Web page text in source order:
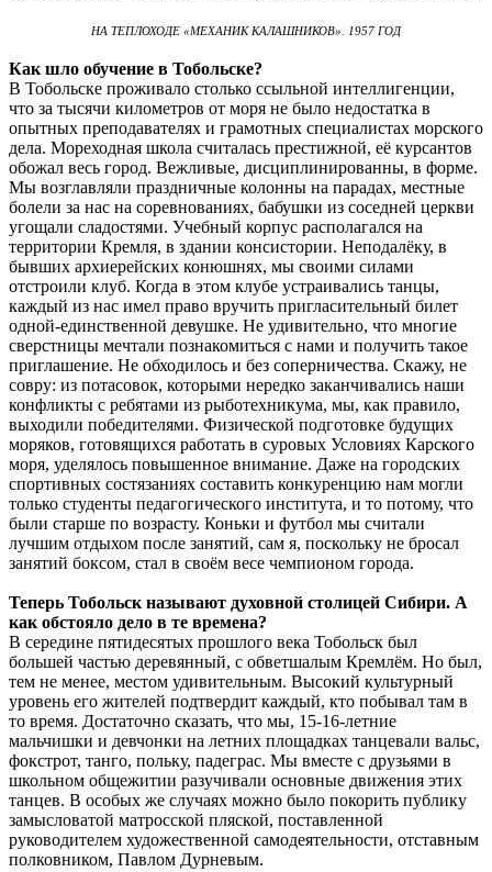
НА ТЕПЛОХОДЕ «МЕХАНИК КАЛАШНИКОВ». 1957 ГОД
Как шло обучение в Тобольске?
В Тобольске проживало столько ссыльной интеллигенции,
что за тысячи километров от моря не было недостатка в
опытных преподавателях и грамотных специалистах морского
дела. Мореходная школа считалась престижной, её курсантов
обожал весь город. Вежливые, дисциплинированны, в форме.
Мы возглавляли праздничные колонны на парадах, местные
болели за нас на соревнованиях, бабушки из соседней церкви
угощали сладостями. Учебный корпус располагался на
территории Кремля, в здании консистории. Неподалёку, в
бывших архиерейских конюшнях, мы своими силами
отстроили клуб. Когда в этом клубе устраивались танцы,
каждый из нас имел право вручить пригласительный билет
одной-единственной девушке. Не удивительно, что многие
сверстницы мечтали познакомиться с нами и получить такое
приглашение. Не обходилось и без соперничества. Скажу, не
совру: из потасовок, которыми нередко заканчивались наши
конфликты с ребятами из рыботехникума, мы, как правило,
выходили победителями. Физической подготовке будущих
моряков, готовящихся работать в суровых Условиях Карского
моря, уделялось повышенное внимание. Даже на городских
спортивных состязаниях составить конкуренцию нам могли
только студенты педагогического института, и то потому, что
были старше по возрасту. Коньки и футбол мы считали
лучшим отдыхом после занятий, сам я, поскольку не бросал
занятий боксом, стал в своём весе чемпионом города.
Теперь Тобольск называют духовной столицей Сибири. А
как обстояло дело в те времена?
В середине пятидесятых прошлого века Тобольск был
большей частью деревянный, с обветшалым Кремлём. Но был,
тем не менее, местом удивительным. Высокий культурный
уровень его жителей подтвердит каждый, кто побывал там в
то время. Достаточно сказать, что мы, 15-16-летние
мальчишки и девчонки на летних площадках танцевали вальс,
фокстрот, танго, польку, падеграс. Мы вместе с друзьями в
школьном общежитии разучивали основные движения этих
танцев. В особых же случаях можно было покорить публику
замысловатой матросской пляской, поставленной
руководителем художественной самодеятельности, отставным
полковником, Павлом Дурневым.